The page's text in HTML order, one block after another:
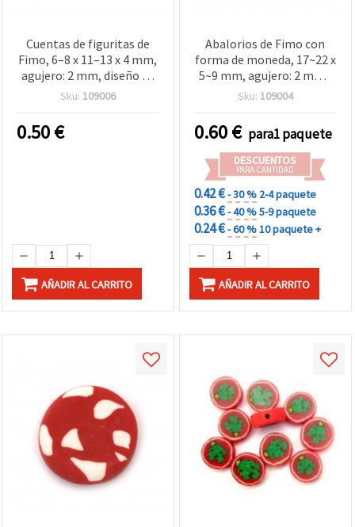
Cuentas de figuritas de
Fimo, 6–8 x 11–13 x 4 mm,
agujero: 2 mm, diseño de
dibujos animados,
accesorios infantiles
hechos a mano y
Sku: 109006
0.50€
AÑADIR AL CARRITO
Abalorios de Fimo con
forma de moneda, 17~22 x
5~9 mm, agujero: 2 mm -
surtidos - 2 piezas
Sku: 109004
0.60€ para1 paquete
DESCUENTOS
PARA CANTIDAD
0.42 €- 30 % 2-4 paquete
0.36 €- 40 %5-9 paquete
0.24 €- 60 %10 paquete +
AÑADIR AL CARRITO